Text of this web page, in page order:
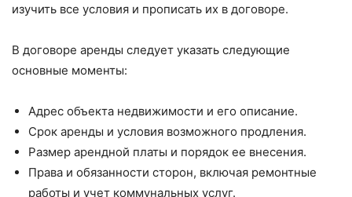
изучить все условия и прописать их в договоре.
В договоре аренды следует указать следующие
основные моменты:
Адрес объекта недвижимости и его описание.
Срок аренды и условия возможного продления.
Размер арендной платы и порядок ее внесения.
Права и обязанности сторон, включая ремонтные
работы и учет коммунальных услуг.